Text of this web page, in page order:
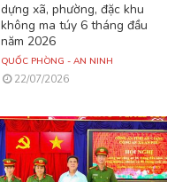
dựng xã, phường, đặc khu
không ma túy 6 tháng đầu
năm 2026
QUỐC PHÒNG - AN NINH
22/07/2026